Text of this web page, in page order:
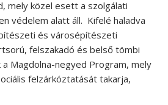
mely közel esett a szolgálati
védelem alatt áll. Kifelé haladva
és városépítészeti
felszakadó és belső tömbi
Magdolna-negyed Program, mely
felzárkóztatását takarja,